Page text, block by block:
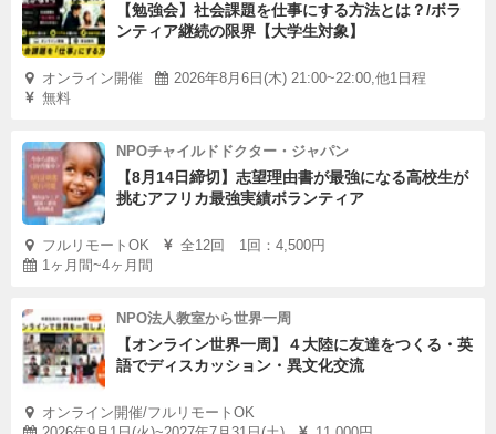
【勉強会】社会課題を仕事にする方法とは？/ボラ
ンティア継続の限界【大学生対象】
オンライン開催
2026年8月6日(木) 21:00~22:00,他1日程
無料
NPOチャイルドドクター・ジャパン
【8月14日締切】志望理由書が最強になる高校生が
挑むアフリカ最強実績ボランティア
フルリモートOK
全12回 1回：4,500円
1ヶ月間~4ヶ月間
NPO法人教室から世界一周
【オンライン世界一周】４大陸に友達をつくる・英
語でディスカッション・異文化交流
オンライン開催/フルリモートOK